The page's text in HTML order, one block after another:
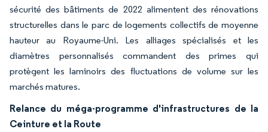
sécurité des bâtiments de 2022 alimentent des rénovations
structurelles dans le parc de logements collectifs de moyenne
hauteur au Royaume-Uni. Les alliages spécialisés et les
diamètres personnalisés commandent des primes qui
protègent les laminoirs des fluctuations de volume sur les
marchés matures.
Relance du méga-programme d'infrastructures de la
Ceinture et la Route